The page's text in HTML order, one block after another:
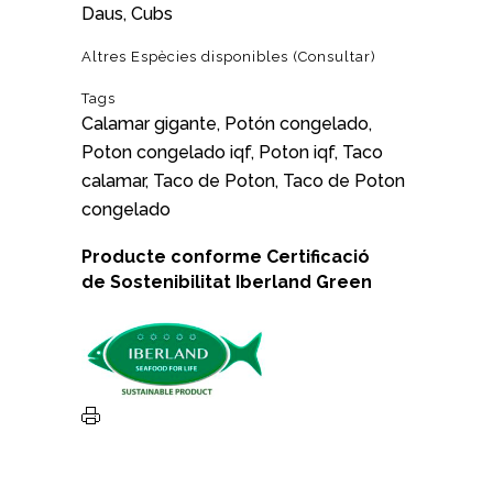
Daus, Cubs
Altres Espècies disponibles (Consultar)
Tags
Calamar gigante, Potón congelado,
Poton congelado iqf, Poton iqf, Taco
calamar, Taco de Poton, Taco de Poton
congelado
Producte conforme Certificació
de Sostenibilitat Iberland Green